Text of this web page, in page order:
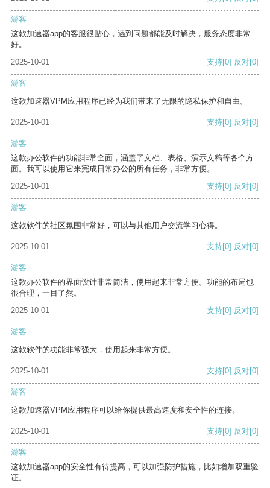
游客
这款加速器app的客服很贴心，遇到问题都能及时解决，服务态度非常
好。
2025-10-01
支持[0] 反对[0]
游客
这款加速器VPM应用程序已经为我们带来了无限的隐私保护和自由。
2025-10-01 支持[0] 反对[0]
游客
这款办公软件的功能非常全面，涵盖了文档、表格、演示文稿等各个方
面。我可以使用它来完成日常办公的所有任务，非常方便。
2025-10-01
支持[0] 反对[0]
游客
这款软件的社区氛围非常好，可以与其他用户交流学习心得。
2025-10-01 支持[0] 反对[0]
游客
这款办公软件的界面设计非常简洁，使用起来非常方便。功能的布局也
很合理，一目了然。
2025-10-01
支持[0] 反对[0]
游客
这款软件的功能非常强大，使用起来非常方便。
2025-10-01 支持[0] 反对[0]
游客
这款加速器VPM应用程序可以给你提供最高速度和安全性的连接。
2025-10-01 支持[0] 反对[0]
游客
这款加速器app的安全性有待提高，可以加强防护措施，比如增加双重验
证。